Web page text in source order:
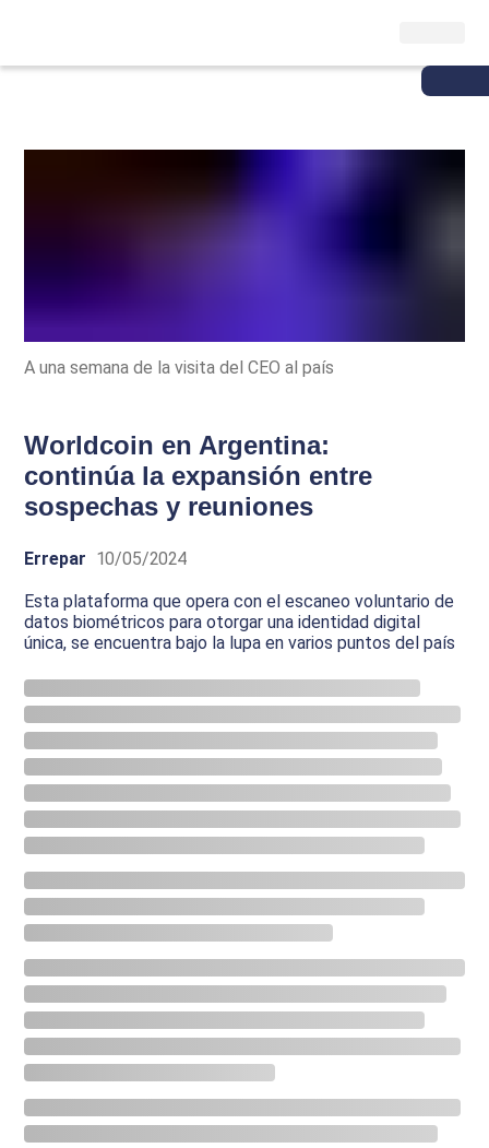
A una semana de la visita del CEO al país
Worldcoin en Argentina:
continúa la expansión entre
sospechas y reuniones
Errepar 10/05/2024
Esta plataforma que opera con el escaneo voluntario de
datos biométricos para otorgar una identidad digital
única, se encuentra bajo la lupa en varios puntos del país